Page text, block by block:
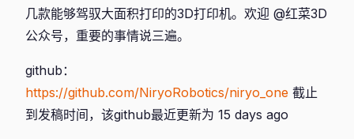
几款能够驾驭大面积打印的3D打印机。欢迎 @红菜3D
公众号，重要的事情说三遍。
github：
https://github.com/NiryoRobotics/niryo_one 截止
到发稿时间，该github最近更新为 15 days ago